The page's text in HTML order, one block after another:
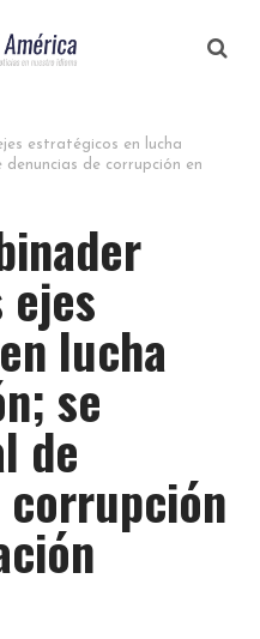
estratégicos en lucha
de corrupción en
lucha
se
de
corrupción